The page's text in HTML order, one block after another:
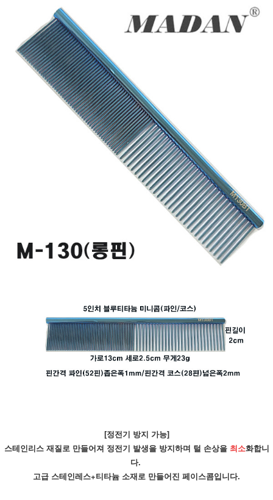
[정전기 방지 가능]
스테인리스 재질로 만들어져 정전기 발생을 방지하며 털 손상을 최소화합니
다.
고급 스테인레스+티타늄 소재로 만들어진 페이스콤입니다.